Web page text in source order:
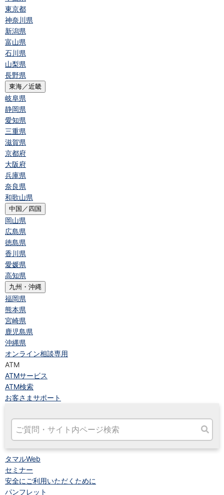
東京都
神奈川県
新潟県
富山県
石川県
山梨県
長野県
東海／近畿
岐阜県
静岡県
愛知県
三重県
滋賀県
京都府
大阪府
兵庫県
奈良県
和歌山県
中国／四国
岡山県
広島県
徳島県
香川県
愛媛県
高知県
九州・沖縄
福岡県
熊本県
宮崎県
鹿児島県
沖縄県
オンライン相談専用
ATM
ATMサービス
ATM検索
お客さまサポート
タマルWeb
セミナー
安全にご利用いただくために
パンフレット